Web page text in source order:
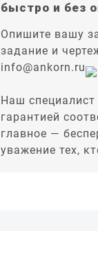
быстро и без
Опишите вашу
задание и
info@ankorn.ru
Наш специалист
гарантией
главное —
уважение тех,